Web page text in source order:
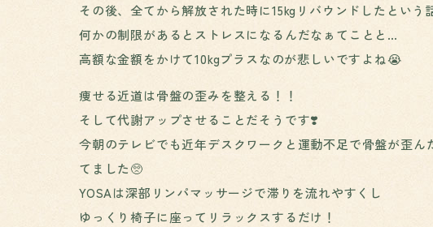
その後、全てから解放された時に15kgリバウンドしたという
何かの制限があるとストレスになるんだなぁてことと…
高額な金額をかけて10kgプラスなのが悲しいですよね😭
痩せる近道は骨盤の歪みを整える！！
そして代謝アップさせることだそうです❣️
今朝のテレビでも近年デスクワークと運動不足で骨盤が歪
てました🥺
YOSAは深部リンパマッサージで滞りを流れやすくし
ゆっくり椅子に座ってリラックスするだけ！